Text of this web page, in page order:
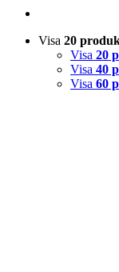
Visa 20
Visa 20
Visa 40
Visa 60